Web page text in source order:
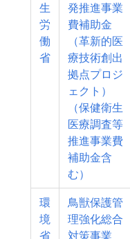
生
労
働
省
発推進事業
費補助金
（革新的医
療技術創出
拠点プロジ
ェクト）
（保健衛生
医療調査等
推進事業費
補助金含
む）
環
境
省
鳥獣保護管
理強化総合
対策事業